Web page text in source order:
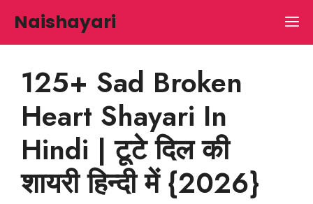
Naishayari
125+ Sad Broken
Heart Shayari In
Hindi | टूटे दिल की
शायरी हिन्दी में {2026}